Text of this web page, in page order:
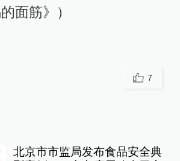
面筋》）
7
北京市市监局发布食品安全典